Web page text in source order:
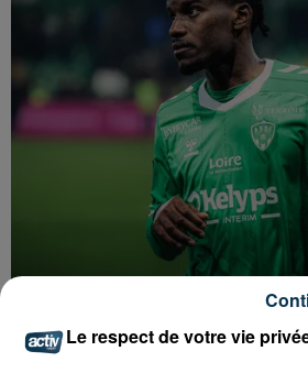
DEMANDER LE DÉPART DE
Le respect de votre vie